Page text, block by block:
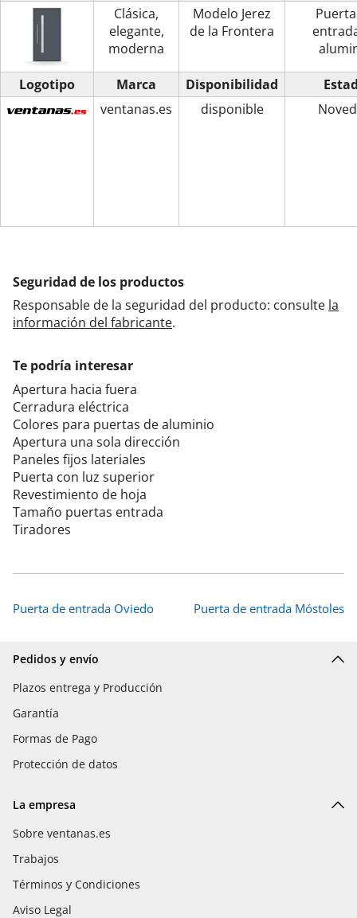
Clásica,
elegante,
moderna
Modelo Jerez
de la Frontera
Logotipo
Marca
ventanas.es
Disponibilidad
disponible
Seguridad de los productos
Responsable de la seguridad del producto: consulte la
información del fabricante.
Te podría interesar
Apertura hacia fuera
Cerradura eléctrica
Colores para puertas de aluminio
Apertura una sola dirección
Paneles fijos lateriales
Puerta con luz superior
Revestimiento de hoja
Tamaño puertas entrada
Tiradores
Puerta de entrada Oviedo Puerta de entrada Móstoles
Pedidos y envío
Plazos entrega y Producción
Garantía
Formas de Pago
Protección de datos
La empresa
Sobre ventanas.es
Trabajos
Términos y Condiciones
Aviso Legal